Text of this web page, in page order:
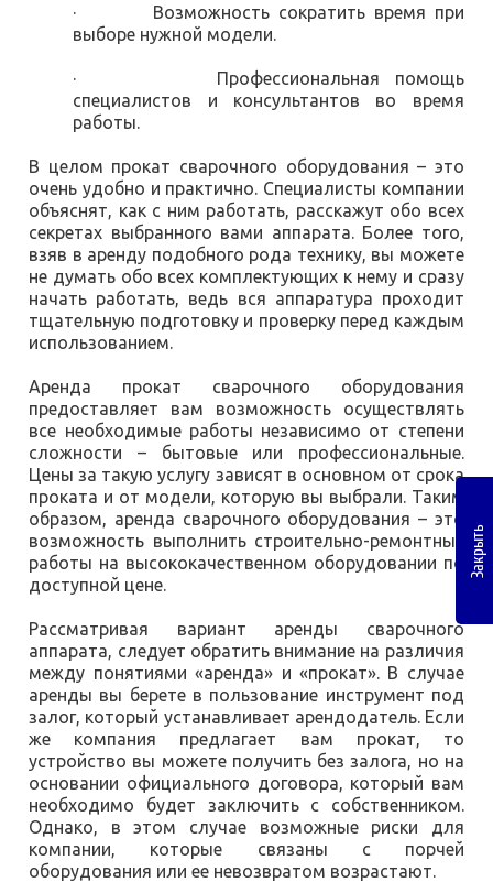
· Возможность сократить время при
выборе нужной модели.
· Профессиональная помощь
специалистов и консультантов во время
работы.
В целом прокат сварочного оборудования – это
очень удобно и практично. Специалисты компании
объяснят, как с ним работать, расскажут обо всех
секретах выбранного вами аппарата. Более того,
взяв в аренду подобного рода технику, вы можете
не думать обо всех комплектующих к нему и сразу
начать работать, ведь вся аппаратура проходит
тщательную подготовку и проверку перед каждым
использованием.
Аренда прокат сварочного оборудования
предоставляет вам возможность осуществлять
все необходимые работы независимо от степени
сложности – бытовые или профессиональные.
Цены за такую услугу зависят в основном от срока
проката и от модели, которую вы выбрали. Таким
образом, аренда сварочного оборудования – это
возможность выполнить строительно-ремонтные
работы на высококачественном оборудовании по
доступной цене.
Рассматривая вариант аренды сварочного
аппарата, следует обратить внимание на различия
между понятиями «аренда» и «прокат». В случае
аренды вы берете в пользование инструмент под
залог, который устанавливает арендодатель. Если
же компания предлагает вам прокат, то
устройство вы можете получить без залога, но на
основании официального договора, который вам
необходимо будет заключить с собственником.
Однако, в этом случае возможные риски для
компании, которые связаны с порчей
оборудования или ее невозвратом возрастают.
Закрыть